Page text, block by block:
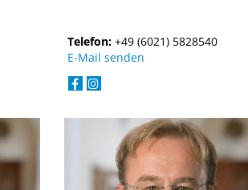
Telefon: +49 (6021) 5828540
E-Mail senden